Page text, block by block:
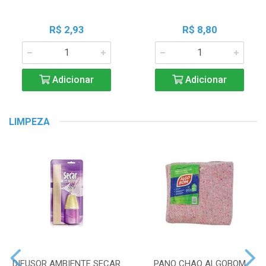
R$ 2,93
Adicionar
R$ 8,80
Adicionar
LIMPEZA
DIFUSOR AMBIENTE SECAR PANO CHAO ALGOBOM